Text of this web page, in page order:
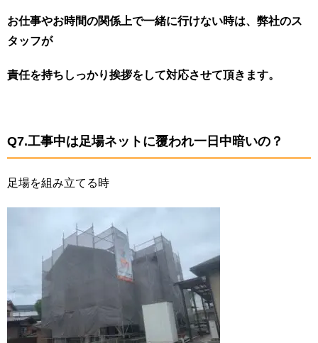
お仕事やお時間の関係上で一緒に行けない時は、弊社のス
タッフが
責任を持ちしっかり挨拶をして対応させて頂きます。
Q7.工事中は足場ネットに覆われ一日中暗いの？
足場を組み立てる時